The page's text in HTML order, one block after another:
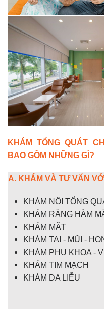
KHÁM TỔNG QUÁT
BAO GỒM NHỮNG GÌ?
A. KHÁM VÀ TƯ VẤN
KHÁM NỘI TỔNG
KHÁM RĂNG HÀM
KHÁM MẮT
KHÁM TAI - MŨI -
KHÁM PHỤ KHOA -
KHÁM TIM MẠCH
KHÁM DA LIỄU